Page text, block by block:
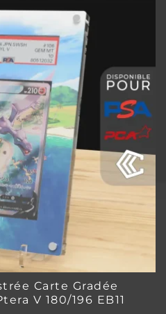
Carte Gradée
V 180/196 EB11